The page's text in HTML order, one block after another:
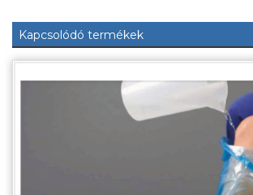
Kapcsolódó termékek